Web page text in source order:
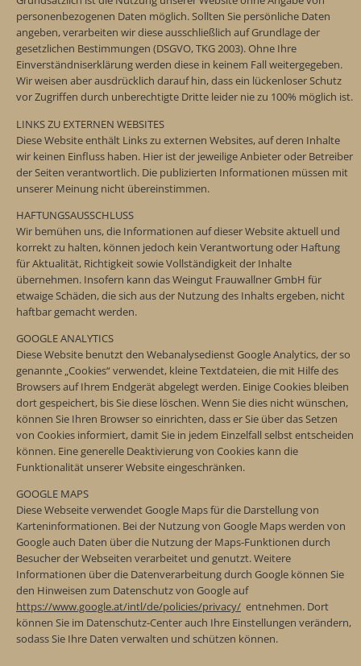
personenbezogenen Daten möglich. Sollten Sie persönliche Daten
angeben, verarbeiten wir diese ausschließlich auf Grundlage der
gesetzlichen Bestimmungen (DSGVO, TKG 2003). Ohne Ihre
Einverständniserklärung werden diese in keinem Fall weitergegeben.
Wir weisen aber ausdrücklich darauf hin, dass ein lückenloser Schutz
vor Zugriffen durch unberechtigte Dritte leider nie zu 100% möglich ist.
LINKS ZU EXTERNEN WEBSITES
Diese Website enthält Links zu externen Websites, auf deren Inhalte
wir keinen Einfluss haben. Hier ist der jeweilige Anbieter oder Betreiber
der Seiten verantwortlich. Die publizierten Informationen müssen mit
unserer Meinung nicht übereinstimmen.
HAFTUNGSAUSSCHLUSS
Wir bemühen uns, die Informationen auf dieser Website aktuell und
korrekt zu halten, können jedoch kein Verantwortung oder Haftung
für Aktualität, Richtigkeit sowie Vollständigkeit der Inhalte
übernehmen. Insofern kann das Weingut Frauwallner GmbH für
etwaige Schäden, die sich aus der Nutzung des Inhalts ergeben, nicht
haftbar gemacht werden.
GOOGLE ANALYTICS
Diese Website benutzt den Webanalysedienst Google Analytics, der so
genannte „Cookies“ verwendet, kleine Textdateien, die mit Hilfe des
Browsers auf Ihrem Endgerät abgelegt werden. Einige Cookies bleiben
dort gespeichert, bis Sie diese löschen. Wenn Sie dies nicht wünschen,
können Sie Ihren Browser so einrichten, dass er Sie über das Setzen
von Cookies informiert, damit Sie in jedem Einzelfall selbst entscheiden
können. Eine generelle Deaktivierung von Cookies kann die
Funktionalität unserer Website eingeschränken.
GOOGLE MAPS
Diese Webseite verwendet Google Maps für die Darstellung von
Karteninformationen. Bei der Nutzung von Google Maps werden von
Google auch Daten über die Nutzung der Maps-Funktionen durch
Besucher der Webseiten verarbeitet und genutzt. Weitere
Informationen über die Datenverarbeitung durch Google können Sie
den Hinweisen zum Datenschutz von Google auf
https://www.google.at/intl/de/policies/privacy/ entnehmen. Dort
können Sie im Datenschutz-Center auch Ihre Einstellungen verändern,
sodass Sie Ihre Daten verwalten und schützen können.